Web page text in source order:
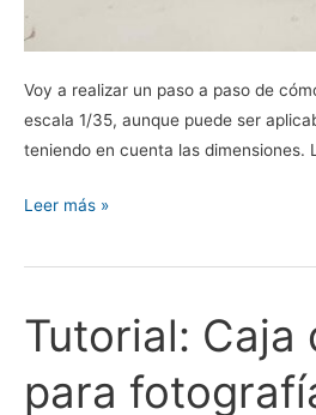
Voy a realizar un paso a paso de
escala 1/35, aunque puede ser
teniendo en cuenta las dimensiones.
Leer más »
Tutorial: Caja
para
Tutorial:
Caja
de